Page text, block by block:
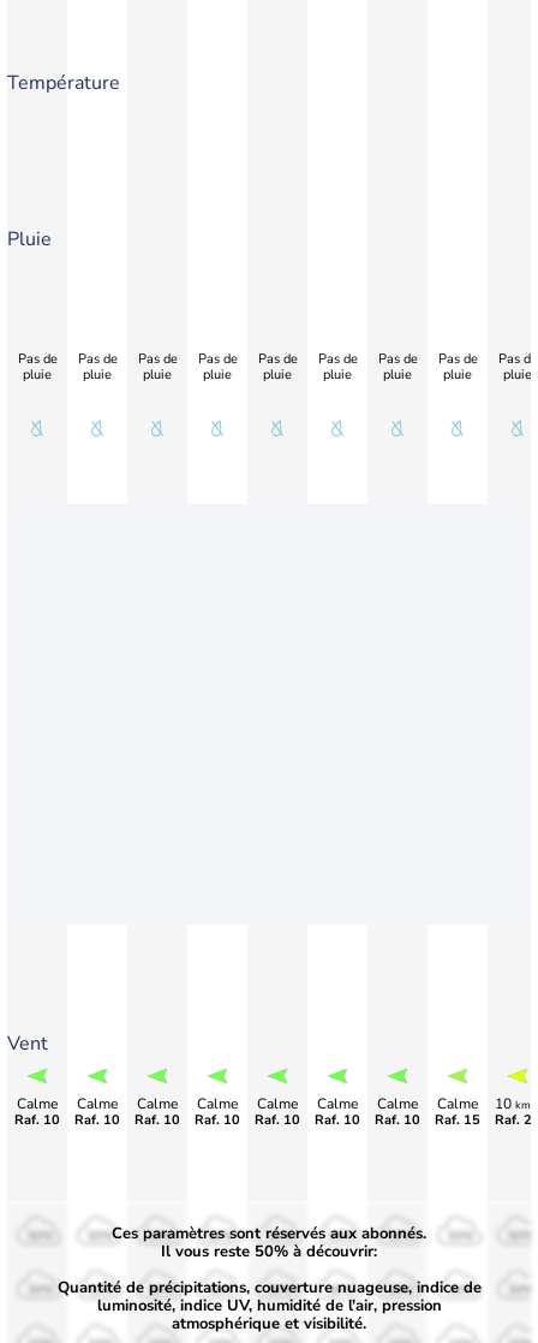
Température
Pluie
Vent
Pas de
pluie
Calme
Raf. 10
Pas de
pluie
Calme
Raf. 10
Pas de
pluie
Calme
Raf. 10
Pas de
pluie
Calme
Raf. 10
Pas de
pluie
Calme
Raf. 10
Pas de
pluie
Calme
Raf. 10
Pas de
pluie
Calme
Raf. 10
Pas de
pluie
Calme
Raf. 15
Pas de
pluie
10 km/
Raf.
50%
30%
50%
30%
50%
30%
50%
30%
50%
30%
50%
30%
50%
30%
Ces paramètres sont réservés aux abonnés.
Il vous reste 50% à découvrir:
Quantité de précipitations, couverture nuageuse, indice de
luminosité, indice UV, humidité de l'air, pression
atmosphérique et visibilité.